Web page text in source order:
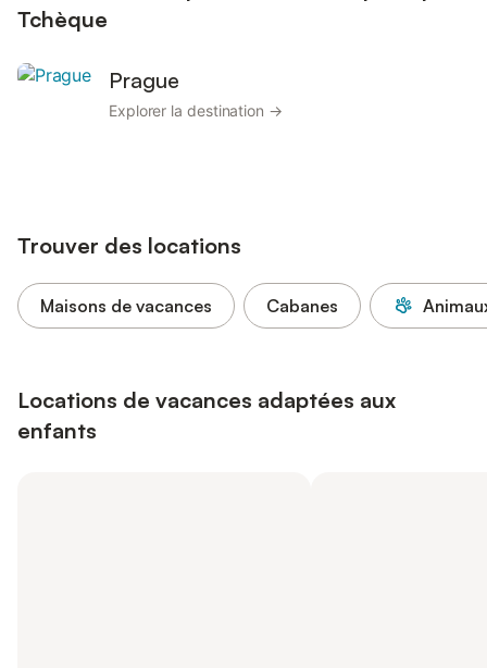
Tchèque
Prague
Explorer la destination →
Trouver des locations
Maisons de vacances Cabanes
Locations de vacances adaptées aux
enfants